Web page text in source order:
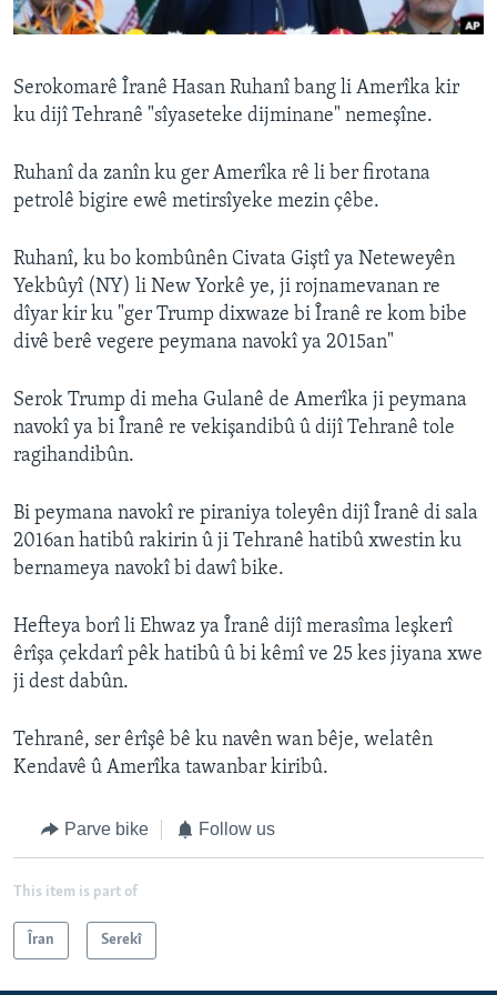
ÇAND Û HUNER
SORANÎ
Learning English
Zimanên Din
Serokomarê Îranê Hasan Ruhanî bang li Amerîka kir
ku dijî Tehranê "sîyaseteke dijminane" nemeşîne.
Ruhanî da zanîn ku ger Amerîka rê li ber firotana
petrolê bigire ewê metirsîyeke mezin çêbe.
Ruhanî, ku bo kombûnên Civata Giştî ya Neteweyên
Yekbûyî (NY) li New Yorkê ye, ji rojnamevanan re
dîyar kir ku "ger Trump dixwaze bi Îranê re kom bibe
divê berê vegere peymana navokî ya 2015an"
Serok Trump di meha Gulanê de Amerîka ji peymana
navokî ya bi Îranê re vekişandibû û dijî Tehranê tole
ragihandibûn.
Bi peymana navokî re piraniya toleyên dijî Îranê di sala
2016an hatibû rakirin û ji Tehranê hatibû xwestin ku
bernameya navokî bi dawî bike.
Hefteya borî li Ehwaz ya Îranê dijî merasîma leşkerî
êrîşa çekdarî pêk hatibû û bi kêmî ve 25 kes jiyana xwe
ji dest dabûn.
Tehranê, ser êrîşê bê ku navên wan bêje, welatên
Kendavê û Amerîka tawanbar kiribû.
Parve bike Follow us
This item is part of
Îran Serekî